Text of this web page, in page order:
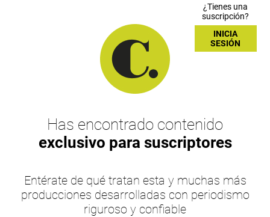
¿Tienes una
suscripción?
INICIA
SESIÓN
Has encontrado contenido
exclusivo para suscriptores
Entérate de qué tratan esta y muchas más
producciones desarrolladas con periodismo
riguroso y confiable